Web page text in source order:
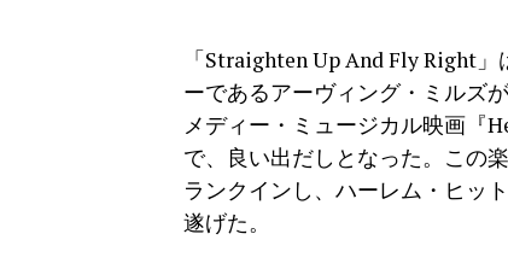
「Straighten Up And Fly Right
ーであるアーヴィング・ミルズ
メディー・ミュージカル映画『
で、良い出だしとなった。この
ランクインし、ハーレム・ヒッ
遂げた。